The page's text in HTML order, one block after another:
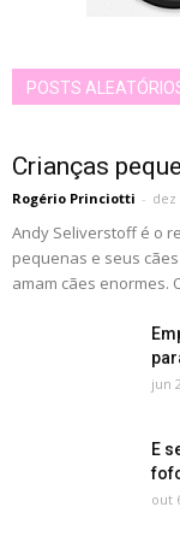
POSTS
Crianças
Rogério Princiotti - dez
Andy Seliverstoff é o
pequenas e seus
amam cães enormes.
jun
E
out